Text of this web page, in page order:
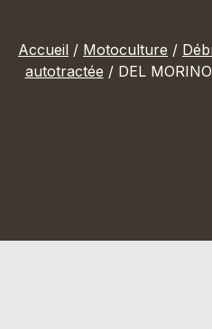
Accueil / Motoculture /
autotractée / DEL